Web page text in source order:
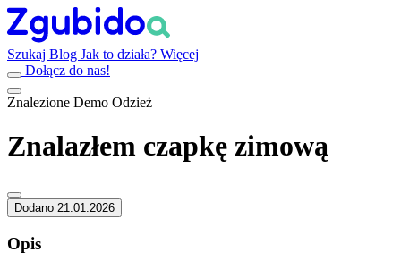
Szukaj Blog Jak to działa? Więcej
Dołącz do nas!
Znalezione Demo Odzież
Znalazłem czapkę zimową
Dodano 21.01.2026
Opis